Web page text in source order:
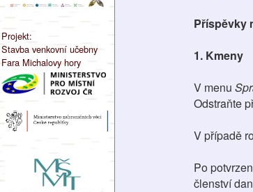
Projekt:
Stavba venkovní učebny
Fara Michalovy hory
Příspěvky
1. Kmeny
V menu
Odstraňte
V případě
Po
členství